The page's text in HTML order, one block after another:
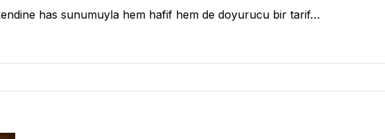
has sunumuyla hem hafif hem de doyurucu bir tarif…